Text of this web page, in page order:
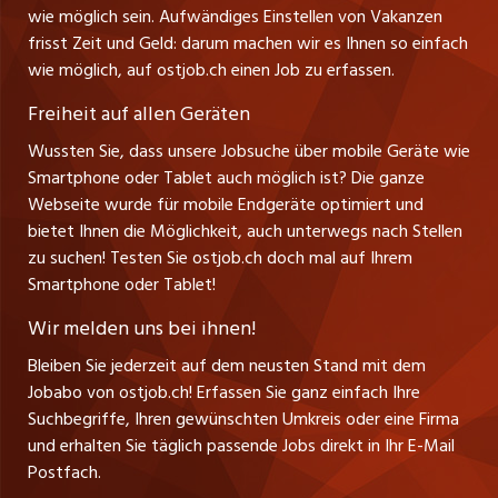
Führungspositionen
Management / Kader-Jobs
Top-Regionen
Jobline
Impressum
jobbern.ch
jobmittelland.ch
jobzüri.ch
schaffu.ch (VS)
ajourjob.ch
CH Media
Henrik Jasek
Leiter ostjob.ch
Fredy Pillinger
Christoph Walzl
Verkauf und Beratung
wie möglich sein. Aufwändiges Einstellen von Vakanzen
frisst Zeit und Geld: darum machen wir es Ihnen so einfach
wie möglich, auf ostjob.ch einen Job zu erfassen.
Freiheit auf allen Geräten
Wussten Sie, dass unsere Jobsuche über mobile Geräte wie
Smartphone oder Tablet auch möglich ist? Die ganze
Webseite wurde für mobile Endgeräte optimiert und
bietet Ihnen die Möglichkeit, auch unterwegs nach Stellen
zu suchen! Testen Sie ostjob.ch doch mal auf Ihrem
Smartphone oder Tablet!
Wir melden uns bei ihnen!
Bleiben Sie jederzeit auf dem neusten Stand mit dem
Jobabo von ostjob.ch! Erfassen Sie ganz einfach Ihre
Suchbegriffe, Ihren gewünschten Umkreis oder eine Firma
und erhalten Sie täglich passende Jobs direkt in Ihr E-Mail
Postfach.